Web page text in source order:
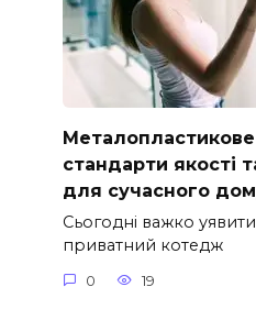
Металопластикове
стандарти якості
для сучасного
Сьогодні важко
приватний котедж
0 19